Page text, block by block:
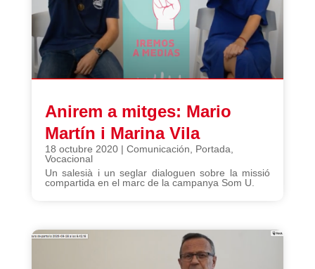
Anirem a mitges: Mario
Martín i Marina Vila
18 octubre 2020| Comunicación Portada
Vocacional
Un salesià i un seglar dialoguen sobre la missió
compartida en el marc de la campanya Som U.